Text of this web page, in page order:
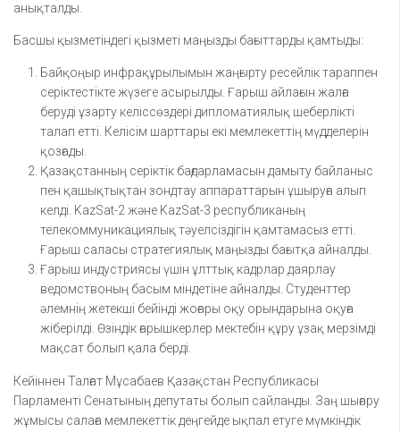
анықталды.
Басшы қызметіндегі қызметі маңызды бағыттарды қамтыды:
Байқоңыр инфрақұрылымын жаңғырту ресейлік тараппен
серіктестікте жүзеге асырылды. Ғарыш айлағын жалға
беруді ұзарту келіссөздері дипломатиялық шеберлікті
талап етті. Келісім шарттары екі мемлекеттің мүдделерін
қозғады.
Қазақстанның серіктік бағдарламасын дамыту байланыс
пен қашықтықтан зондтау аппараттарын ұшыруға алып
келді. KazSat-2 және KazSat-3 республиканың
телекоммуникациялық тәуелсіздігін қамтамасыз етті.
Ғарыш саласы стратегиялық маңызды бағытқа айналды.
Ғарыш индустриясы үшін ұлттық кадрлар даярлау
ведомствоның басым міндетіне айналды. Студенттер
әлемнің жетекші бейінді жоғары оқу орындарына оқуға
жіберілді. Өзіндік ғарышкерлер мектебін құру ұзақ мерзімді
мақсат болып қала берді.
Кейіннен Талғат Мұсабаев Қазақстан Республикасы
Парламенті Сенатының депутаты болып сайланды. Заң шығару
жұмысы салаға мемлекеттік деңгейде ықпал етуге мүмкіндік